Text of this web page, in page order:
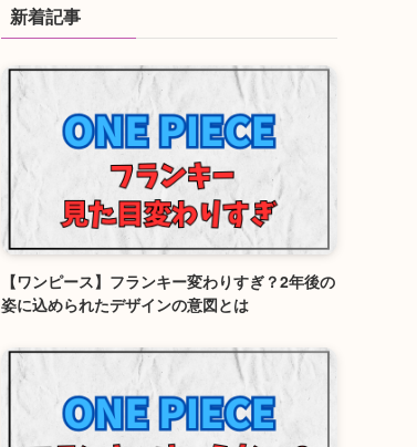
新着記事
【ワンピース】フランキー変わりすぎ？2年後の
姿に込められたデザインの意図とは